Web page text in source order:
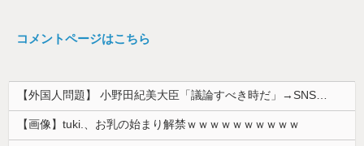
コメントページはこちら
【外国人問題】 小野田紀美大臣「議論すべき時だ」→SNS「まだ議論もしてなかったんだ...」→小野田大臣「これが進歩状況です」めちゃくちゃ仕事して...
【画像】tuki.、お乳の始まり解禁ｗｗｗｗｗｗｗｗｗｗ